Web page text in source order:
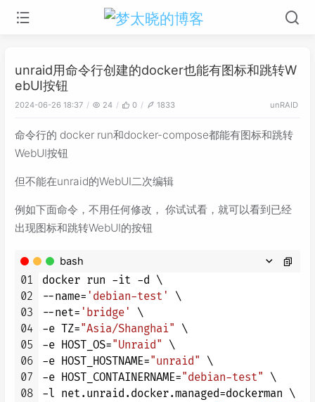
unraid用命令行创建的docker也能有图标和跳转W
ebUI按钮
2024-06-26 18:37 24 0 1833 unRAID
命令行的 docker run和docker-compose都能有图标和跳转
WebUI按钮
但不能在unraid的WebUI二次编辑
例如下面命令，不用任何修改， 你试试看，就可以看到已经
出现图标和跳转WebUI的按钮
bash
01
02
03
04
05
06
07
08
docker run -it -d \
--name= 'debian-test'
\
--net= 'bridge'
\
-e TZ="Asia/Shanghai"
\
-e HOST_OS="Unraid"
\
-e HOST_HOSTNAME="unraid"
\
-e HOST_CONTAINERNAME="debian-test"
\
-l net.unraid.docker.managed=dockerman \